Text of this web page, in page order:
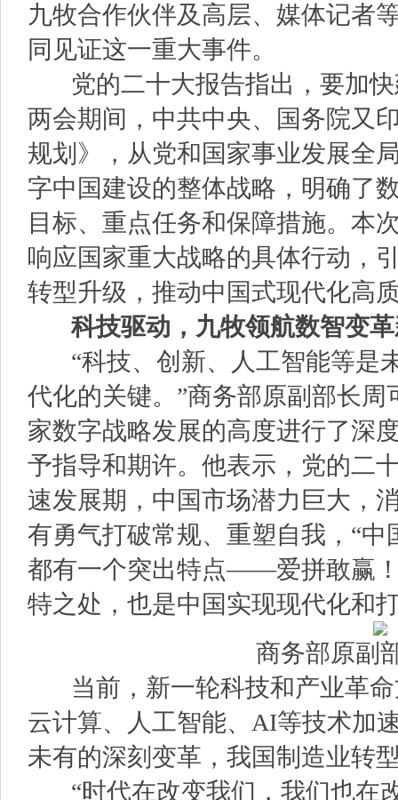
九牧合作伙伴及高层、媒体记者
同见证这一重大事件。
党的二十大报告指出，要加快
两会期间，中共中央、国务院又
规划》，从党和国家事业发展全
字中国建设的整体战略，明确了
目标、重点任务和保障措施。本
响应国家重大战略的具体行动，
转型升级，推动中国式现代化高
科技驱动，九牧领航数智变革
“科技、创新、人工智能等是
代化的关键。”商务部原副部长
家数字战略发展的高度进行了深
予指导和期许。他表示，党的二
速发展期，中国市场潜力巨大，
有勇气打破常规、重塑自我，“
都有一个突出特点——爱拼敢赢
特之处，也是中国实现现代化和
商务部原副
当前，新一轮科技和产业革命
云计算、人工智能、AI等技术加
未有的深刻变革，我国制造业转
“时代在改变我们，我们也在